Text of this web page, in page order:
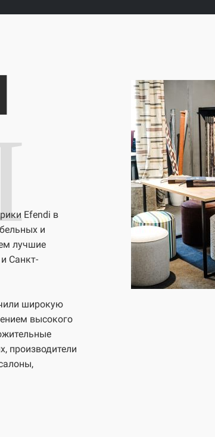
Efendi в
и
лучшие
Санкт-
широкую
высокого
производители